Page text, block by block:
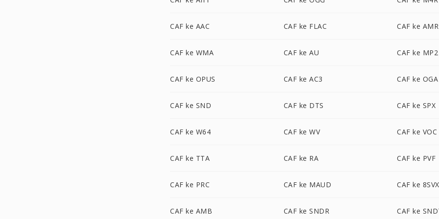
CAF ke AAC CAF ke FLAC CAF ke AMR
CAF ke WMA CAF ke AU CAF ke MP2
CAF ke OPUS CAF ke AC3 CAF ke OGA
CAF ke SND CAF ke DTS CAF ke SPX
CAF ke W64 CAF ke WV CAF ke VOC
CAF ke TTA CAF ke RA CAF ke PVF
CAF ke PRC CAF ke MAUD CAF ke 8SVX
CAF ke AMB CAF ke SNDR CAF ke